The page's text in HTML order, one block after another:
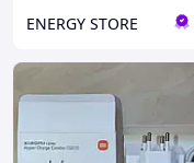
ENERGY STORE